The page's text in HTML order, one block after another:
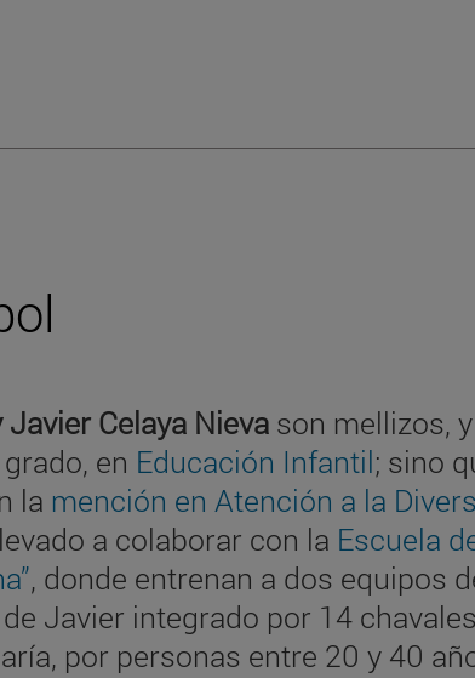
Javier Celaya Nieva son mellizos,
en Educación Infantil; sino
la mención en Atención a la
a colaborar con la Escuela
, donde entrenan a dos equipos
de Javier integrado por 14
por personas entre 20 y 40